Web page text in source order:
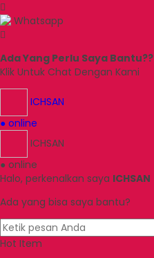
Whatsapp
Ada Yang Perlu Saya Bantu??
Klik Untuk Chat Dengan Kami
ICHSAN
● online
ICHSAN
● online
Halo, perkenalkan saya ICHSAN
Ada yang bisa saya bantu?
Hot Item